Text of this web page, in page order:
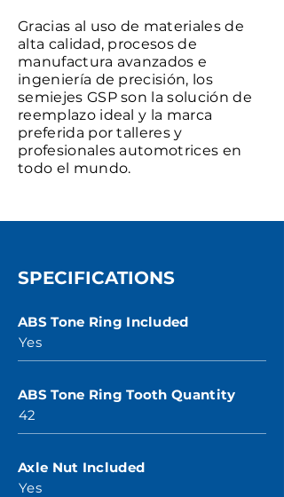
Gracias al uso de materiales de
alta calidad, procesos de
manufactura avanzados e
ingeniería de precisión, los
semiejes GSP son la solución de
reemplazo ideal y la marca
preferida por talleres y
profesionales automotrices en
todo el mundo.
SPECIFICATIONS
ABS Tone Ring Included
Yes
ABS Tone Ring Tooth Quantity
42
Axle Nut Included
Yes